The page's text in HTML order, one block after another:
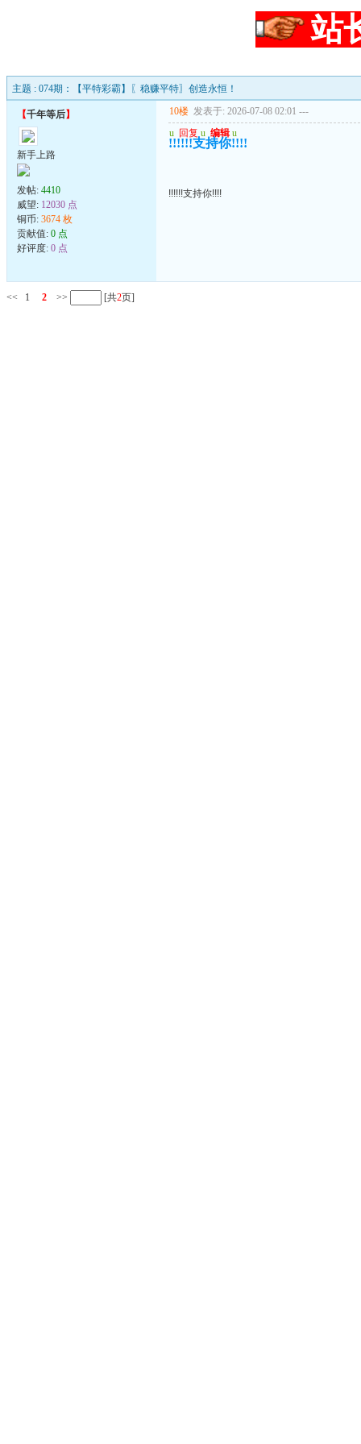
站
主题 : 074期：【平特彩霸】〖稳赚平特〗创造永恒！
【千年等后】
新手上路
发帖: 4410
威望: 12030 点
铜币: 3674 枚
贡献值: 0 点
好评度: 0 点
10楼 发表于: 2026-07-08 02:01 ---
u 回复 u 编辑 u
!!!!!!支持你!!!!
!!!!!!支持你!!!!
<< 1 2 >> [共2页]